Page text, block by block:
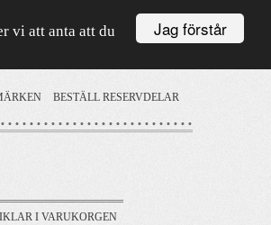
Jag förstår
vi att anta att du
BESTÄLL RESERVDELAR
I VARUKORGEN